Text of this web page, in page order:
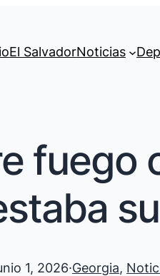
El SalvadorNoticias
fuego
1, 2026·Georgia,